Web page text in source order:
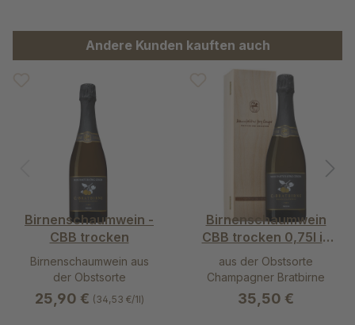
Produktgalerie überspringen
Andere Kunden kauften auch
Birnenschaumwein -
CBB trocken
Birnenschaumwein aus
der Obstsorte
Champagner Bratbirne
25,90 € (34,53 €/1l)
Birnenschaumwein
CBB trocken 0,75l in
der Holzkassette
aus der Obstsorte
Champagner Bratbirne
35,50 €